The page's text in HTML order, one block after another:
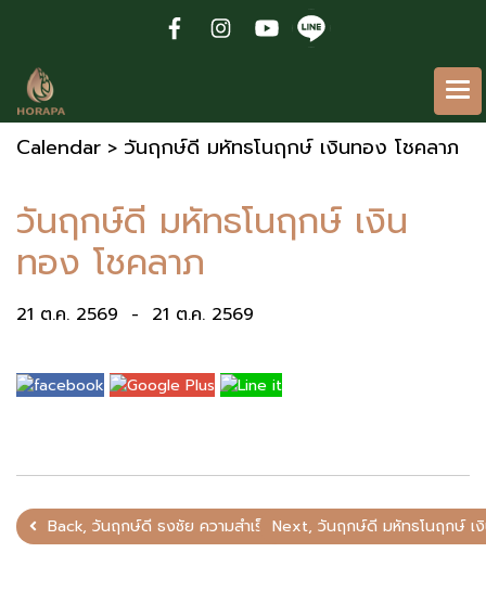
Calendar > วันฤกษ์ดี มหัทธโนฤกษ์ เงินทอง โชคลาภ
วันฤกษ์ดี มหัทธโนฤกษ์ เงิน
ทอง โชคลาภ
21 ต.ค. 2569 - 21 ต.ค. 2569
Back, วันฤกษ์ดี ธงชัย ความสำเร็จ การเริ่มต้นที่ดีNext, วันฤกษ์ดี มหัทธโนฤกษ์